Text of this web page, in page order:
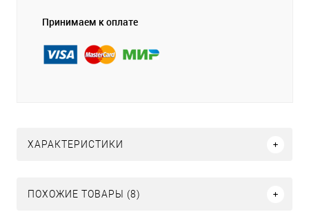
Принимаем к оплате
ХАРАКТЕРИСТИКИ
ПОХОЖИЕ ТОВАРЫ (8)